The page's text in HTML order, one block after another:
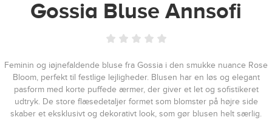
Gossia Bluse Annsofi
Feminin og iøjnefaldende bluse fra Gossia i den smukke nuance Rose
Bloom, perfekt til festlige lejligheder. Blusen har en løs og elegant
pasform med korte puffede ærmer, der giver et let og sofistikeret
udtryk. De store flæsedetaljer formet som blomster på højre side
skaber et eksklusivt og dekorativt look, som gør blusen helt særlig.